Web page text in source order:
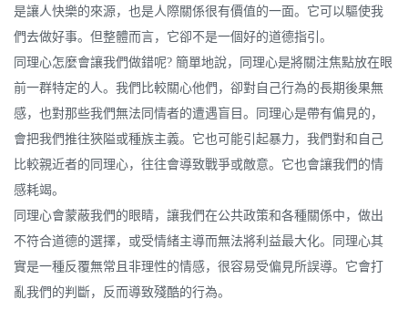
是讓人快樂的來源，也是人際關係很有價值的一面。它可以驅使我
們去做好事。但整體而言，它卻不是一個好的道德指引。
同理心怎麼會讓我們做錯呢? 簡單地說，同理心是將關注焦點放在眼
前一群特定的人。我們比較關心他們，卻對自己行為的長期後果無
感，也對那些我們無法同情者的遭遇盲目。同理心是帶有偏見的，
會把我們推往狹隘或種族主義。它也可能引起暴力，我們對和自己
比較親近者的同理心，往往會導致戰爭或敵意。它也會讓我們的情
感耗竭。
同理心會蒙蔽我們的眼睛，讓我們在公共政策和各種關係中，做出
不符合道德的選擇，或受情緒主導而無法將利益最大化。同理心其
實是一種反覆無常且非理性的情感，很容易受偏見所誤導。它會打
亂我們的判斷，反而導致殘酷的行為。